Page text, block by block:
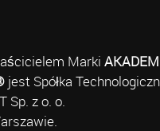
Marki
jest Spółka
Sp. z o. o.